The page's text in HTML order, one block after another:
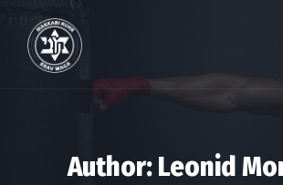
Author: Leonid